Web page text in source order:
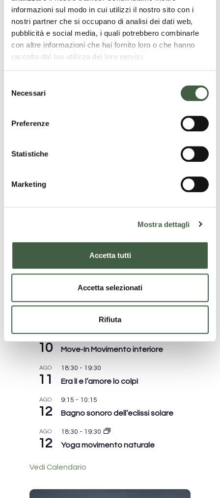
informazioni sul modo in cui utilizzi il nostro sito con i
nostri partner che si occupano di analisi dei dati web,
pubblicità e social media, i quali potrebbero combinarle
con altre informazioni che hai fornito loro o che hanno
raccolto dal tuo utilizzo dei loro servizi.
Necessari
Preferenze
Statistiche
Marketing
Mostra dettagli
Accetta tutti
Accetta selezionati
Rifiuta
Categorie
News
Eventi in programma
AGO Tutto il giorno
Fioriture Corali
AGO
10
9:15-10:15
Move-In Movimento interiore
AGO
11
18:30 - 19:30
Era lì e l’amore lo colpì
AGO
12
9:15 - 10:15
Bagno sonoro dell’eclissi solare
AGO
12
18:30 - 19:30
Yoga movimento naturale
Vedi Calendario